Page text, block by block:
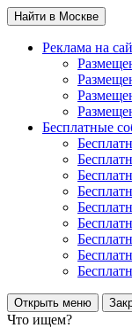
Найти в Москве
Реклама на
Бесплатные
Открыть меню
Что ищем?